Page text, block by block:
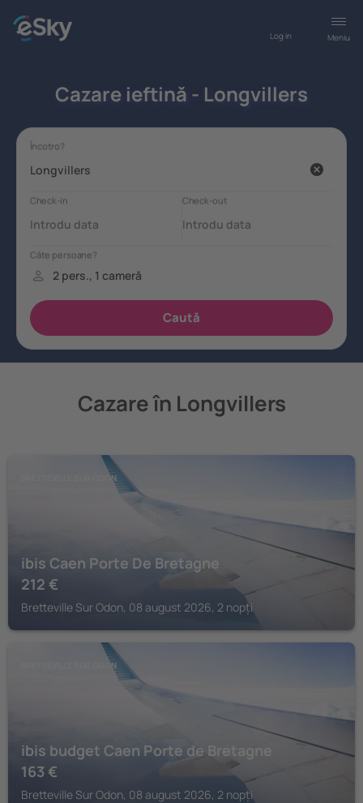
Meniu
Log in
Cazare ieftină - Longvillers
Cazare în Longvillers
BRETTEVILLE SUR ODON
ibis Caen Porte De Bretagne
212 €
Bretteville Sur Odon, 08 august 2026, 2 nopți
BRETTEVILLE SUR ODON
ibis budget Caen Porte de Bretagne
163 €
Bretteville Sur Odon, 08 august 2026, 2 nopți